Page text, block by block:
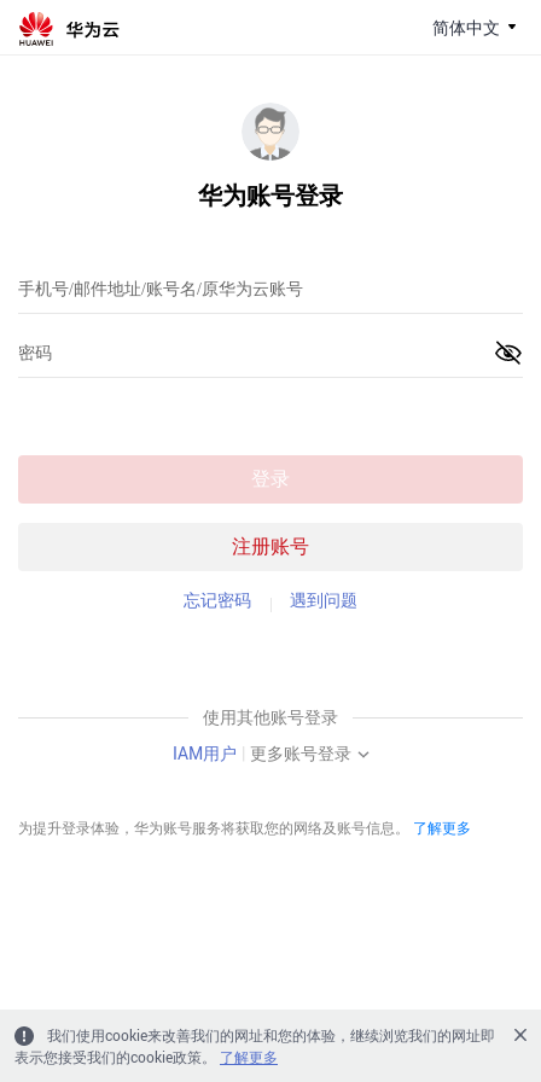
简体中文
华为账号登录
注册账号
登录
忘记密码 遇到问题
使用其他账号登录
IAM用户 | 更多账号登录
为提升登录体验，华为账号服务将获取您的网络及账号信息。 了解更多
我们使用cookie来改善我们的网址和您的体验，继续浏览我们的网址即
表示您接受我们的cookie政策。
了解更多